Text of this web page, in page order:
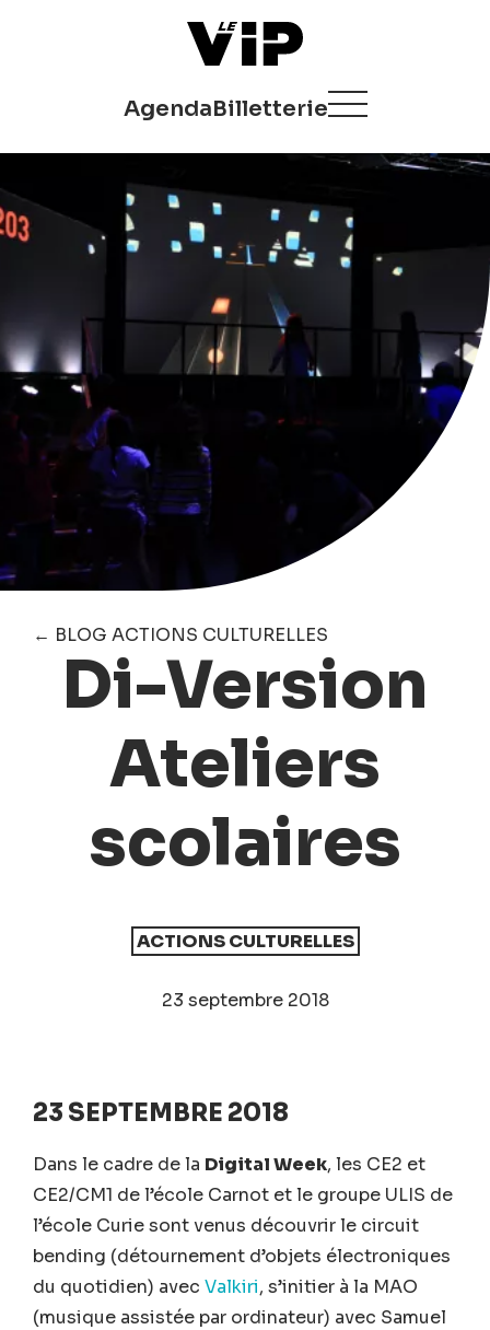
AgendaBilletterie
← BLOG ACTIONS CULTURELLES
Di-Version
Ateliers
scolaires
ACTIONS CULTURELLES
23 septembre 2018
23 SEPTEMBRE 2018
Dans le cadre de la Digital Week, les CE2 et
CE2/CM1 de l’école Carnot et le groupe ULIS de
l’école Curie sont venus découvrir le circuit
bending (détournement d’objets électroniques
du quotidien) avec Valkiri, s’initier à la MAO
(musique assistée par ordinateur) avec Samuel